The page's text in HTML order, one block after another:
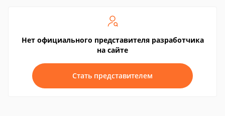
Нет официального представителя разработчика
на сайте
Стать представителем